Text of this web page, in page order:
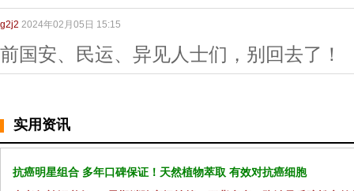
g2j2 2024年02月05日 15:15
前国安、民运、异见人士们，别回去了！
实用资讯
抗癌明星组合 多年口碑保证！天然植物萃取 有效对抗癌细胞